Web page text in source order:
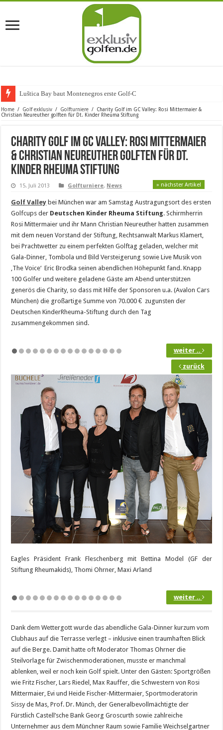
Luštica Bay baut Montenegros erste Golf-Community weite
Home / Golf exklusiv / Golfturniere /
Charity Golf im GC Valley: Rosi Mittermaier &
Christian Neureuther golften für Dt. Kinder Rheuma Stiftung
Charity Golf im GC Valley: Rosi Mittermaier
& Christian Neureuther golften für Dt.
Kinder Rheuma Stiftung
15. Juli 2013 Golfturniere, News » nächster Artikel
Golf Valley bei München war am Samstag Austragungsort des ersten
Golfcups der Deutschen Kinder Rheuma Stiftung. Schirmherrin
Rosi Mittermaier und ihr Mann Christian Neureuther hatten zusammen
mit dem neuen Vorstand der Stiftung, Rechtsanwalt Markus Klamert,
bei Prachtwetter zu einem perfekten Golftag geladen, welcher mit
Gala-Dinner, Tombola und Bild Versteigerung sowie Live Musik von
‚The Voice‘ Eric Brodka seinen abendlichen Höhepunkt fand. Knapp
100 Golfer und weitere geladene Gäste am Abend unterstützen
generös die Charity, so dass mit Hilfe der Sponsoren u.a. (Avalon Cars
München) die großartige Summe von 70.000 € zugunsten der
Deutschen KinderRheuma-Stiftung durch den Tag
zusammengekommen sind.
weiter ..
zurück
Eagles Präsident Frank Fleschenberg mit Bettina Model (GF der
Stiftung Rheumakids), Thomi Ohrner, Maxi Arland
weiter ..
Dank dem Wettergott wurde das abendliche Gala-Dinner kurzum vom
Clubhaus auf die Terrasse verlegt – inklusive einen traumhaften Blick
auf die Berge. Damit hatte oft Moderator Thomas Ohrner die
Steilvorlage für Zwischenmoderationen, musste er manchmal
ablenken, weil er noch kein Golf spielt. Unter den Gästen: Sportgrößen
wie Fritz Fischer, Lars Riedel, Max Rauffer, die Schwestern von Rosi
Mittermaier, Evi und Heide Fischer-Mittermaier, Sportmoderatorin
Sissy de Mas, Prof. Dr. Münch, der Generalbevollmächtigte der
Fürstlich Castell’sche Bank Georg Groscurth sowie zahlreiche
Unternehmer aus dem Münchner Raum sowie Familie Weichselgartner